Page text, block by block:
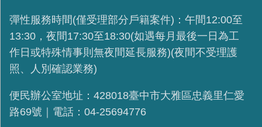
彈性服務時間(僅受理部分戶籍案件)：午間12:00至
13:30，夜間17:30至18:30(如遇每月最後一日為工
作日或特殊情事則無夜間延長服務)(夜間不受理護
照、人別確認業務)
便民辦公室地址：428018臺中市大雅區忠義里仁愛
路69號｜電話：04-25694776